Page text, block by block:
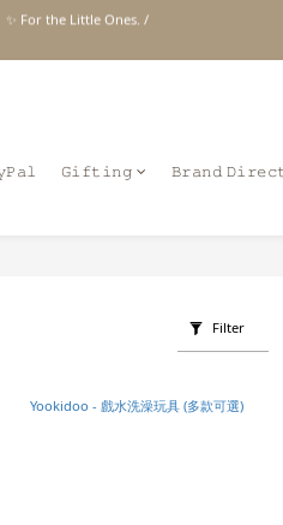
For the Little Ones. /
12
0
11
1
24
For the Little Ones. /
𝙶𝚒𝚏𝚝𝚒𝚗𝚐 𝙱𝚛𝚊𝚗𝚍
Filter